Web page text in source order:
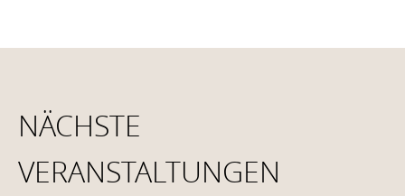
NÄCHSTE
VERANSTALTUNGEN